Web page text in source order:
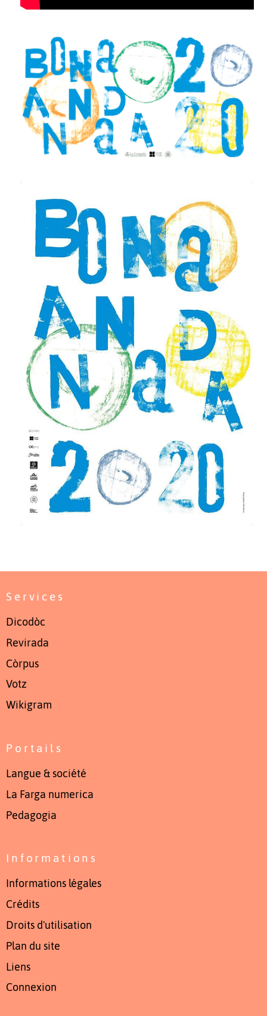
Services
Dicodòc
Revirada
Còrpus
Votz
Wikigram
Portails
Langue & société
La Farga numerica
Pedagogia
Informations
Informations légales
Crédits
Droits d'utilisation
Plan du site
Liens
Connexion